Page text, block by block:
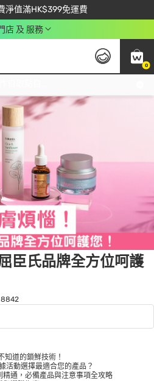
淨值滿HK$399免運費
賞錢會員盡享獨家優惠
$450 輸入 NEWAPP 即減$50
店 及 服務
0
1 item(s) found
臣氏品牌全方位呵護
8842
知道的鎖鮮技術！
活動選擇最適合您的產品？
通，必備產品與注意事項全攻略